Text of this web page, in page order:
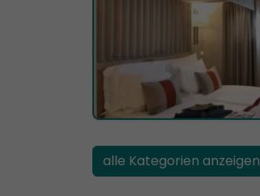
alle Kategorien anzeigen